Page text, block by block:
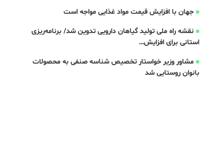
جهان با افزایش قیمت مواد غذایی مواجه است
نقشه راه ملی تولید گیاهان دارویی تدوین شد/ برنامه‌ریزی
استانی برای افزایش…
مشاور وزیر خواستار تخصیص شناسه صنفی به محصولات
بانوان روستایی شد